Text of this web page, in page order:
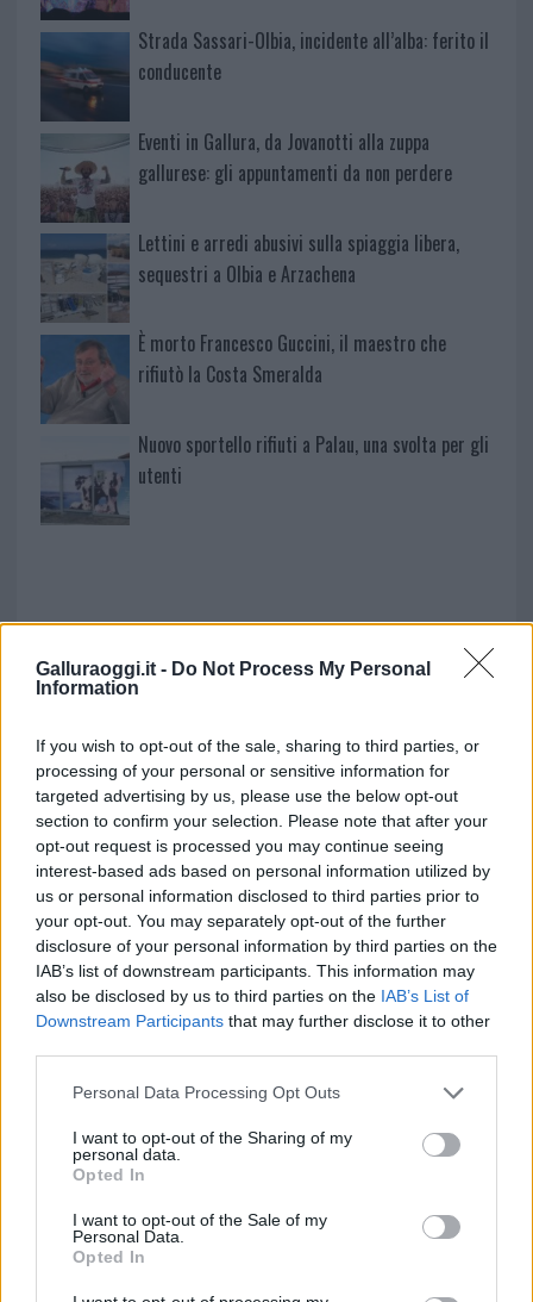
Galluraoggi.it - Do Not Process My Personal
Information
If you wish to opt-out of the sale, sharing to third parties, or
processing of your personal or sensitive information for
targeted advertising by us, please use the below opt-out
section to confirm your selection. Please note that after your
opt-out request is processed you may continue seeing
interest-based ads based on personal information utilized by
us or personal information disclosed to third parties prior to
your opt-out. You may separately opt-out of the further
disclosure of your personal information by third parties on the
IAB’s list of downstream participants. This information may
also be disclosed by us to third parties on the IAB’s List of
Downstream Participants that may further disclose it to other
Please note that this website/app uses one or more Google
not limited to your visit or usage behaviour. You may click to
grant or deny consent to Google and its third-party tags to
use your data for below specified purposes in below Google
consent section.
Personal Data Processing Opt Outs
I want to opt-out of the Sharing of my
personal data.
Opted In
I want to opt-out of the Sale of my
Personal Data.
Opted In
Strada Sassari-Olbia, incidente all’alba: ferito il
conducente
Eventi in Gallura, da Jovanotti alla zuppa
gallurese: gli appuntamenti da non perdere
Lettini e arredi abusivi sulla spiaggia libera,
sequestri a Olbia e Arzachena
È morto Francesco Guccini, il maestro che
rifiutò la Costa Smeralda
Nuovo sportello rifiuti a Palau, una svolta per gli
utenti
NECROLOGIE
Mario Malu
Paolo Pinna
Martina Agostina Diturco
I nostri cari
I nostri cari